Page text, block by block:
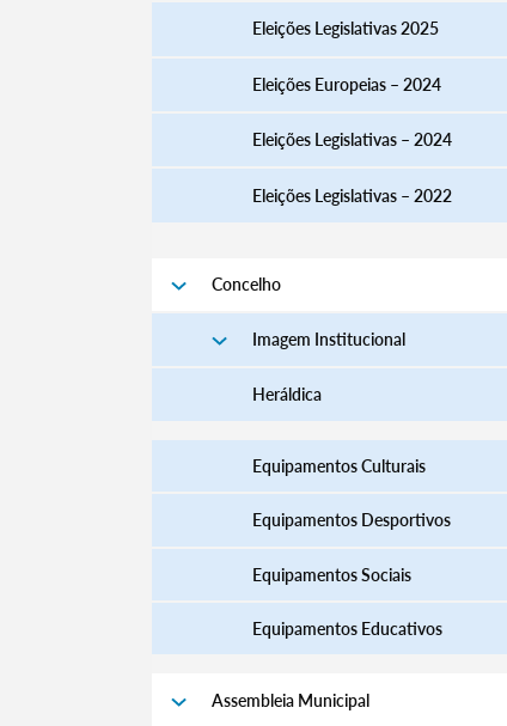
Categorias gerais
Filtros
Eleições Legislativas 2025
Eleições Europeias – 2024
Eleições Legislativas – 2024
Eleições Legislativas – 2022
Concelho
Imagem Institucional
Heráldica
Equipamentos Culturais
Equipamentos Desportivos
Equipamentos Sociais
Equipamentos Educativos
Assembleia Municipal